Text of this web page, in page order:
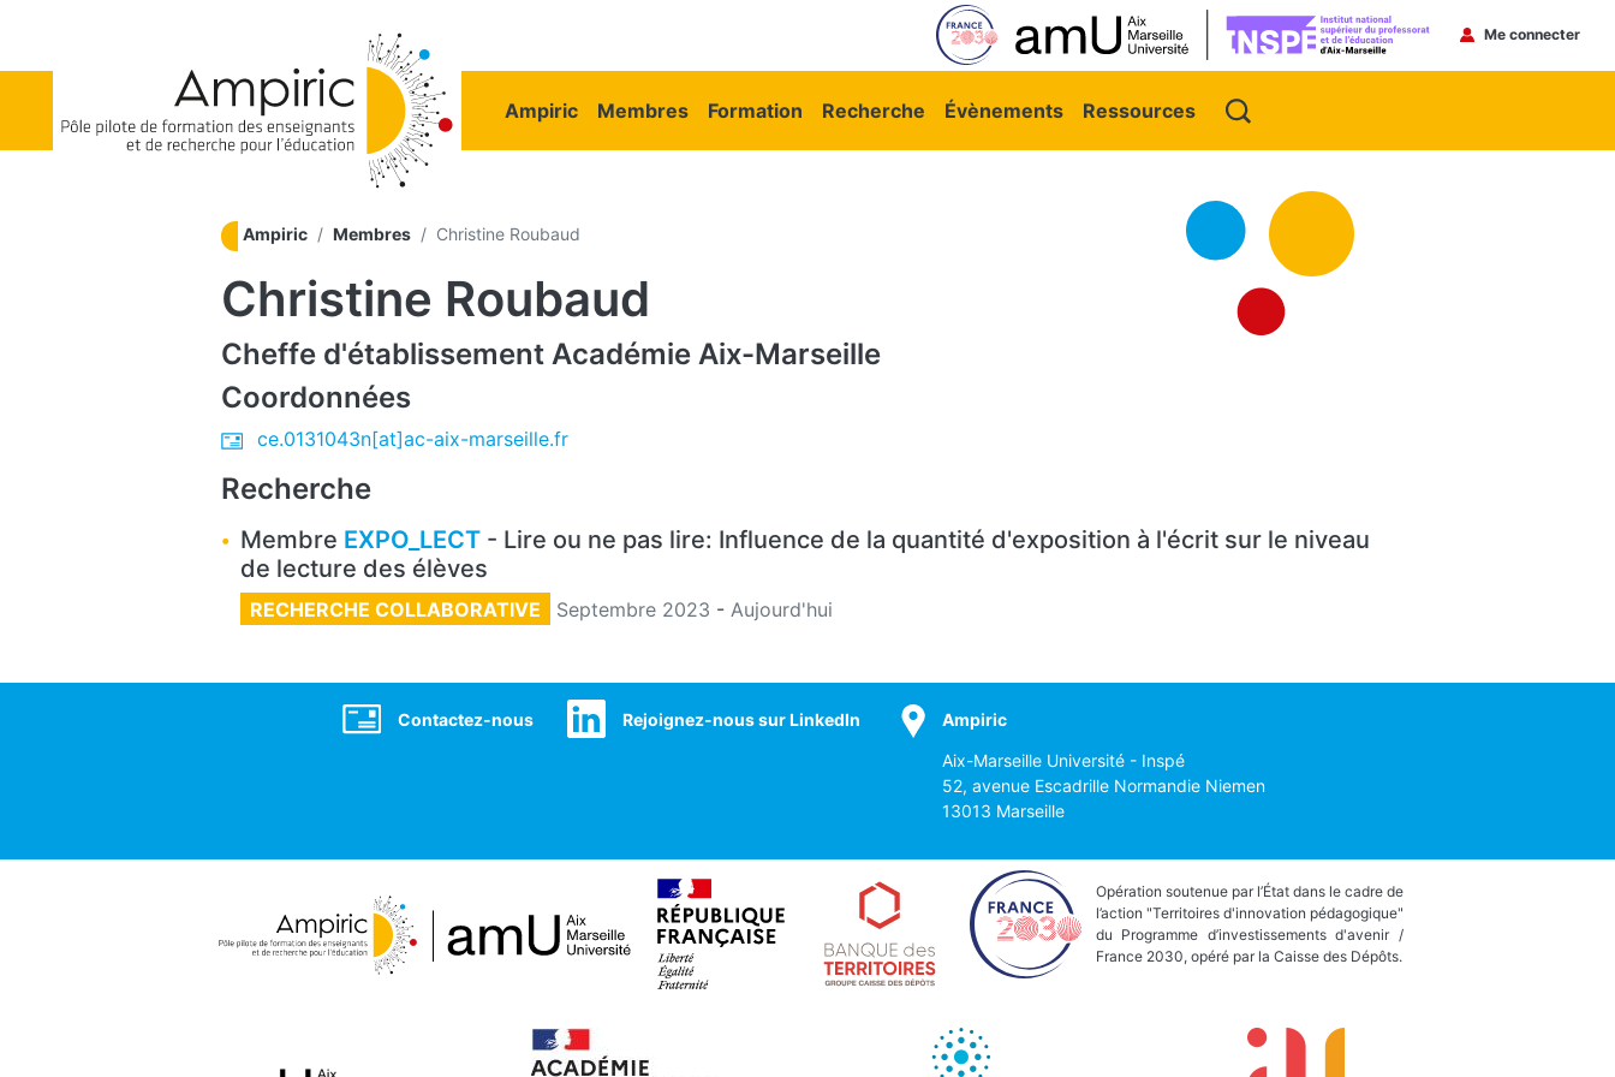
Menu
Me connecter
Navigation principale
Ampiric Membres Formation Recherche Évènements Ressources
Ampiric Membres Christine Roubaud
Christine Roubaud
Cheffe d'établissement Académie Aix-Marseille
Coordonnées
ce.0131043n[at]ac-aix-marseille.fr
Recherche
Membre EXPO_LECT - Lire ou ne pas lire: Influence de la quantité d'exposition à l'écrit sur le niveau
de lecture des élèves
RECHERCHE COLLABORATIVE Septembre 2023 - Aujourd'hui
SocialContactez-nous Rejoignez-nous sur LinkedIn Ampiric
Aix-Marseille Université - Inspé
52, avenue Escadrille Normandie Niemen
13013 Marseille
Opération soutenue par l’État dans le cadre de
l’action "Territoires d'innovation pédagogique"
du Programme d’investissements d'avenir /
France 2030, opéré par la Caisse des Dépôts.